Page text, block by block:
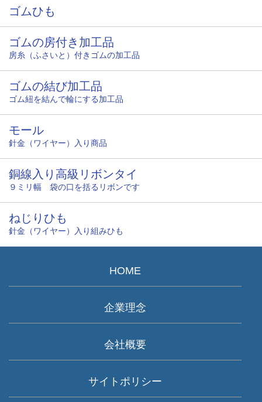
ゴムひも
ゴムの房付き加工品
房糸（ふさいと）付きゴムの加工品
ゴムの結び加工品
ゴム紐を結んで輪にする加工品
モール
針金（ワイヤー）入り商品
銅線入り高級リボンタイ
９ミリ幅 袋の口を括るリボンです
ねじりひも
針金（ワイヤー）入り組みひも
HOME
企業理念
会社概要
サイトポリシー